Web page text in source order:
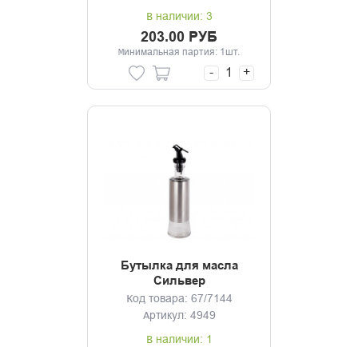
В наличии: 3
203.00 РУБ
Минимальная партия: 1шт.
- +
Бутылка для масла
Сильвер
Код товара: 67/7144
Артикул: 4949
В наличии: 1